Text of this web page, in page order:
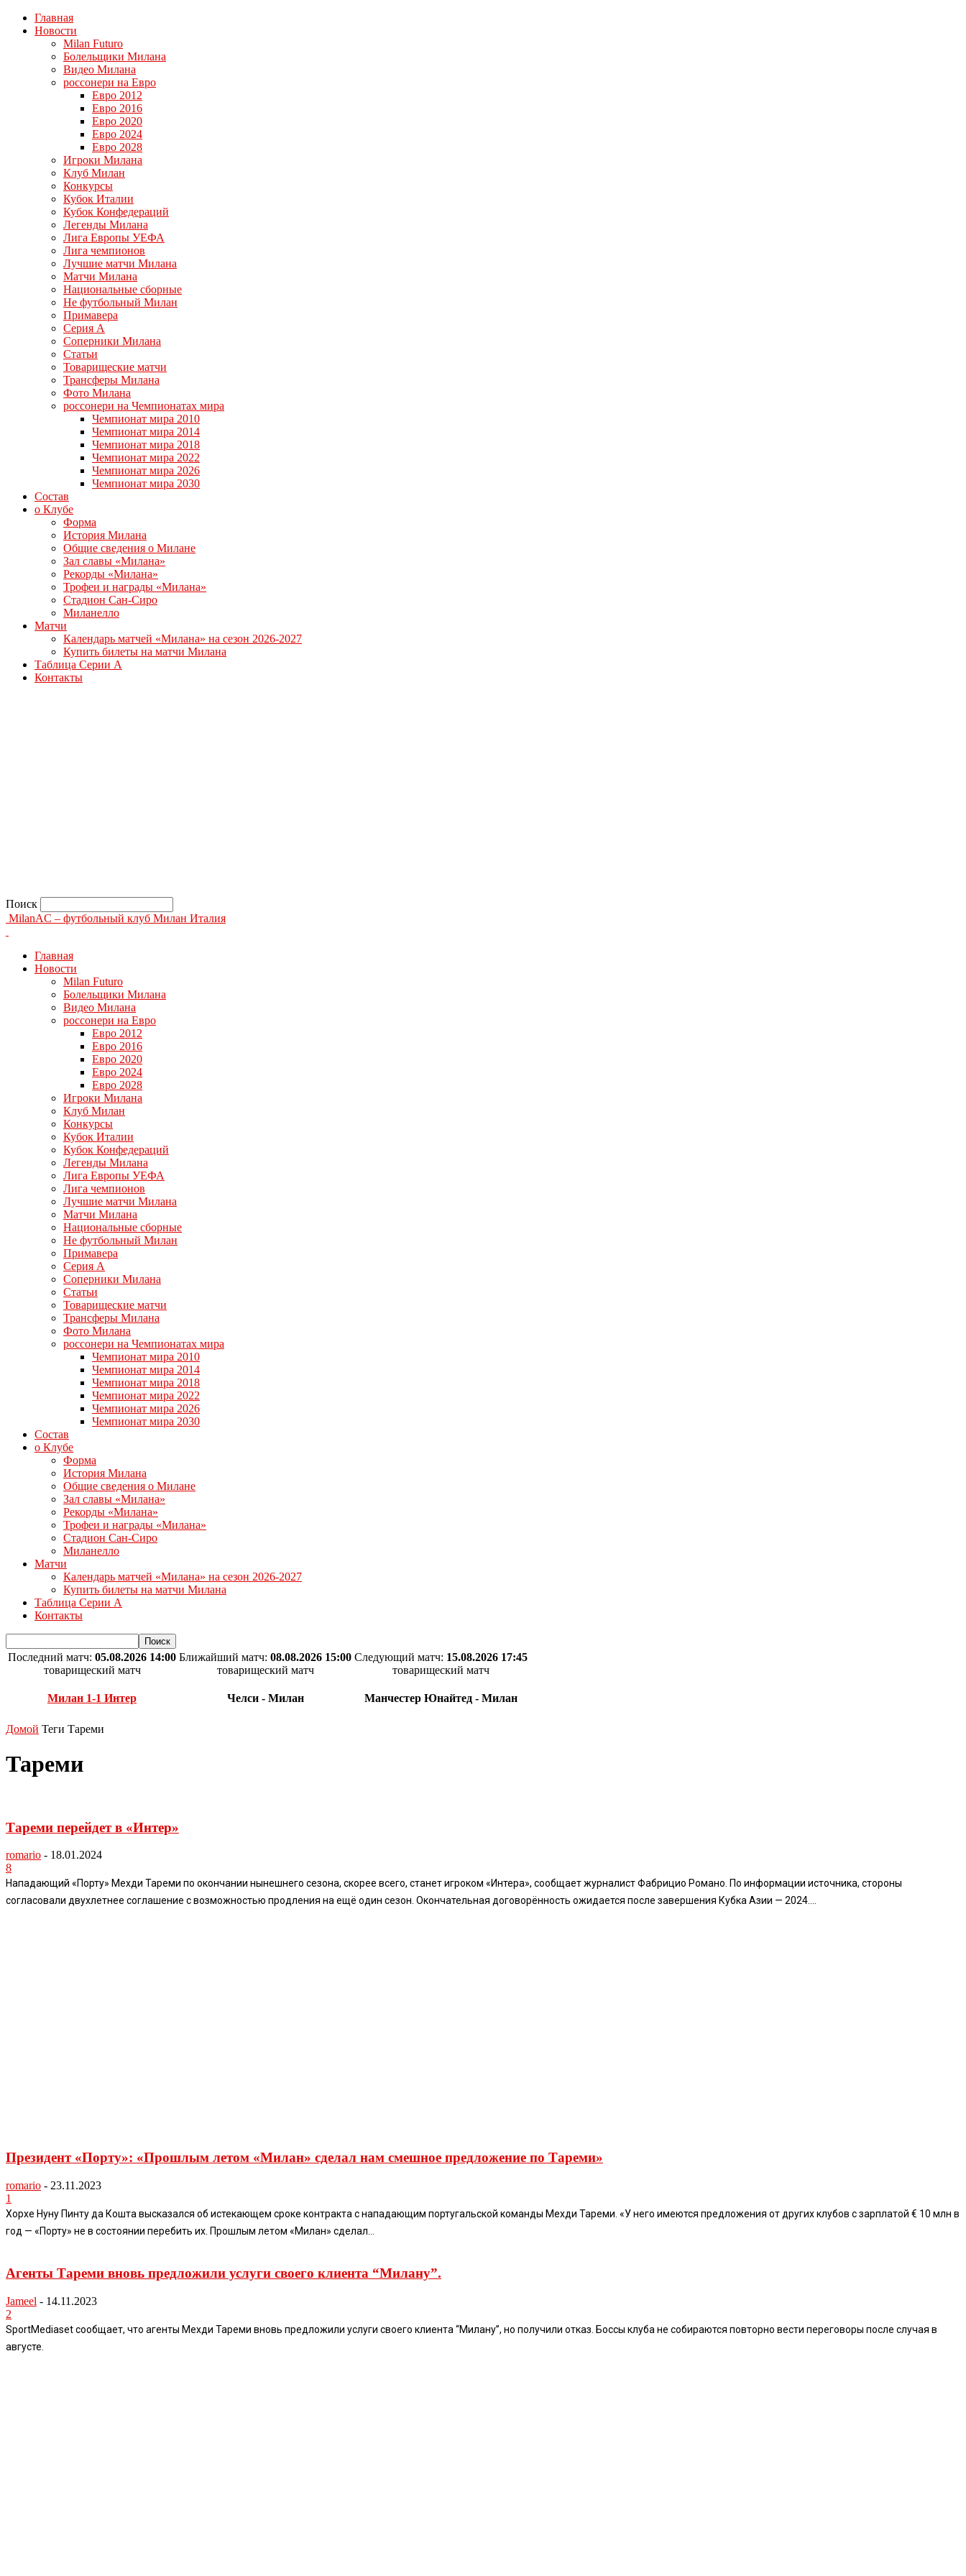
Главная
Новости
Milan Futuro
Болельщики Милана
Видео Милана
россонери на Евро
Евро 2012
Евро 2016
Евро 2020
Евро 2024
Евро 2028
Игроки Милана
Клуб Милан
Конкурсы
Кубок Италии
Кубок Конфедераций
Легенды Милана
Лига Европы УЕФА
Лига чемпионов
Лучшие матчи Милана
Матчи Милана
Национальные сборные
Не футбольный Милан
Примавера
Серия А
Соперники Милана
Статьи
Товарищеские матчи
Трансферы Милана
Фото Милана
россонери на Чемпионатах мира
Чемпионат мира 2010
Чемпионат мира 2014
Чемпионат мира 2018
Чемпионат мира 2022
Чемпионат мира 2026
Чемпионат мира 2030
Состав
о Клубе
Форма
История Милана
Общие сведения о Милане
Зал славы «Милана»
Рекорды «Милана»
Трофеи и награды «Милана»
Стадион Сан-Сиро
Миланелло
Матчи
Календарь матчей «Милана» на сезон 2026-2027
Купить билеты на матчи Милана
Таблица Серии А
Контакты
Поиск
MilanAC – футбольный клуб Милан Италия
Главная
Новости
Milan Futuro
Болельщики Милана
Видео Милана
россонери на Евро
Евро 2012
Евро 2016
Евро 2020
Евро 2024
Евро 2028
Игроки Милана
Клуб Милан
Конкурсы
Кубок Италии
Кубок Конфедераций
Легенды Милана
Лига Европы УЕФА
Лига чемпионов
Лучшие матчи Милана
Матчи Милана
Национальные сборные
Не футбольный Милан
Примавера
Серия А
Соперники Милана
Статьи
Товарищеские матчи
Трансферы Милана
Фото Милана
россонери на Чемпионатах мира
Чемпионат мира 2010
Чемпионат мира 2014
Чемпионат мира 2018
Чемпионат мира 2022
Чемпионат мира 2026
Чемпионат мира 2030
Состав
о Клубе
Форма
История Милана
Общие сведения о Милане
Зал славы «Милана»
Рекорды «Милана»
Трофеи и награды «Милана»
Стадион Сан-Сиро
Миланелло
Матчи
Календарь матчей «Милана» на сезон 2026-2027
Купить билеты на матчи Милана
Таблица Серии А
Контакты
Последний матч: 05.08.2026 14:00
товарищеский матч
Милан 1-1 Интер
Ближайший матч: 08.08.2026 15:00
товарищеский матч
Челси - Милан
Следующий матч: 15.08.2026 17:45
товарищеский матч
Манчестер Юнайтед - Милан
Домой Теги Тареми
Тареми
Тареми перейдет в «Интер»
romario - 18.01.2024
8
Нападающий «Порту» Мехди Тареми по окончании нынешнего сезона, скорее всего, станет игроком «Интера», сообщает журналист Фабрицио Романо. По информации источника, стороны
согласовали двухлетнее соглашение с возможностью продления на ещё один сезон. Окончательная договорённость ожидается после завершения Кубка Азии — 2024....
Президент «Порту»: «Прошлым летом «Милан» сделал нам смешное предложение по Тареми»
romario - 23.11.2023
1
Хорхе Нуну Пинту да Кошта высказался об истекающем сроке контракта с нападающим португальской команды Мехди Тареми. «У него имеются предложения от других клубов с зарплатой € 10 млн в
год — «Порту» не в состоянии перебить их. Прошлым летом «Милан» сделал...
Агенты Тареми вновь предложили услуги своего клиента “Милану”.
Jameel - 14.11.2023
2
SportMediaset сообщает, что агенты Мехди Тареми вновь предложили услуги своего клиента “Милану”, но получили отказ. Боссы клуба не собираются повторно вести переговоры после случая в
августе.